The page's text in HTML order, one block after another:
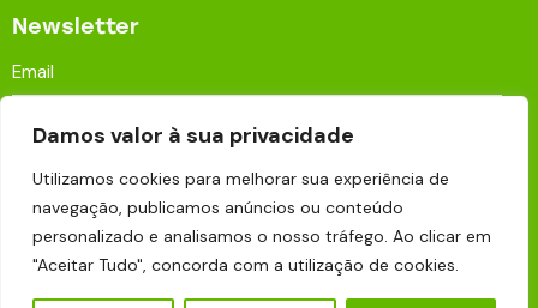
Damos valor à sua privacidade
Utilizamos cookies para melhorar sua experiência de
navegação, publicamos anúncios ou conteúdo
personalizado e analisamos o nosso tráfego. Ao clicar em
"Aceitar Tudo", concorda com a utilização de cookies.
Newsletter
Aceito que os meus dados sejam processados e
armazenados para fins publicitários de acordo com a
Política de Privacidade.